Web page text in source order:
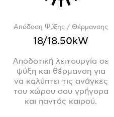
Απόδοση Ψύξης / Θέρμανσης
18/18.50kW
Αποδοτική λειτουργία σε
ψύξη και θέρμανση για
να καλύπτει τις ανάγκες
του χώρου σου γρήγορα
και παντός καιρού.